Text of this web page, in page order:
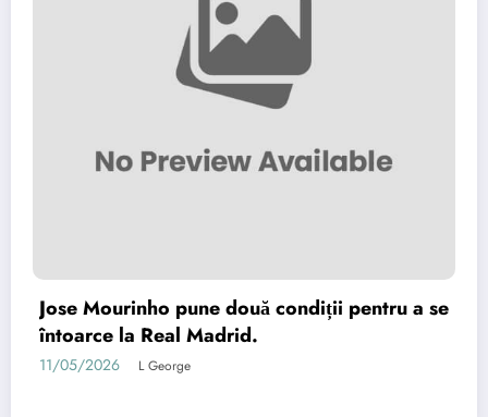
Jose Mourinho pune două condiții pentru a se
întoarce la Real Madrid.
11/05/2026 L George